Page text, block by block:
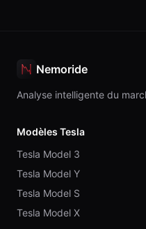
Nemoride
Analyse intelligente du
Modèles Tesla
Tesla Model 3
Tesla Model Y
Tesla Model S
Tesla Model X